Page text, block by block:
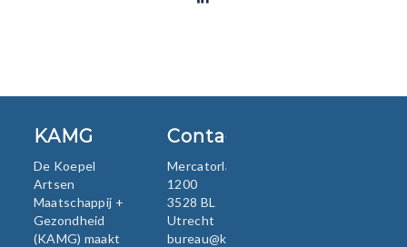
KAMG
De Koepel
Artsen
Maatschappij +
Gezondheid
(KAMG) maakt
Contact
Mercatorlaan
1200
3528 BL
Utrecht
bureau@kamg.nl